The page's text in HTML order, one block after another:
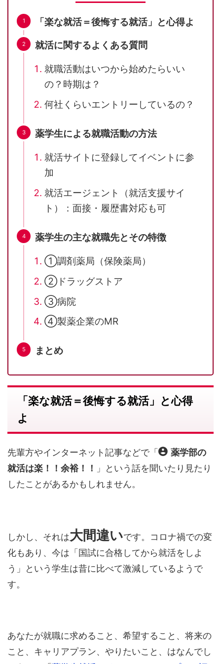
「楽な就活＝後悔する就活」と心得よ
就活に関するよくある質問
就職活動はいつから始めたらいい
の？時期は？
何社くらいエントリーしているの？
薬学生による就職活動の方法
就活サイトに登録してイベントに参
加
就活エージェント（就活支援サイ
ト）：面接・履歴書対応も可
薬学生の主な就職先とその特徴
①調剤薬局（保険薬局）
②ドラッグストア
③病院
④製薬企業のMR
まとめ
「楽な就活＝後悔する就活」と心得
よ
先輩方やインターネット記事などで「
薬学部の
就活は楽！！余裕！！
」という話を聞いたり見たり
したことがあるかもしれません。
しかし、それは大間違いです。コロナ禍での変
化もあり、今は「国試に合格してから就活をしよ
う」という学生は昔に比べて激減しているようで
す。
あなたが就職に求めること、希望すること、将来の
こと、キャリアプラン、やりたいこと、はなんでし